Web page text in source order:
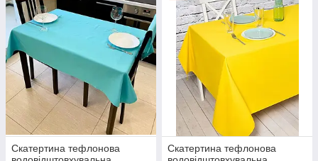
Скатертина тефлонова
Скатертина тефлонова